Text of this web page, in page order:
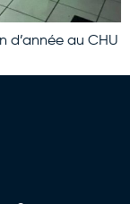
d’année au CHU